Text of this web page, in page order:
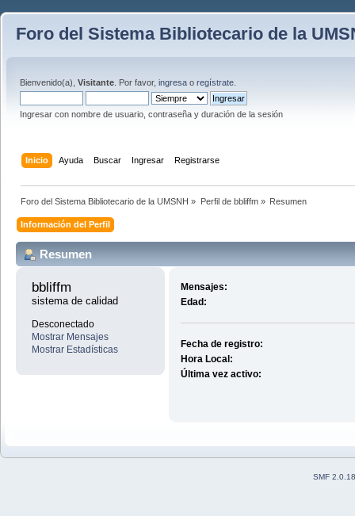
Foro del Sistema Bibliotecario de la
Bienvenido(a), Visitante . Por favor, ingresa o regístrate
Ingresar con nombre de usuario, contraseña y duración de la sesión
Inicio Ayuda Buscar Ingresar Registrarse
Foro del Sistema Bibliotecario de la UMSNH » Perfil de bbliffm » Resumen
Información del Perfil
Resumen
bbliffm
sistema de calidad
Desconectado
Mostrar Mensajes
Mostrar Estadísticas
Mensajes:
Edad:
Fecha de registro:
Hora Local:
Última vez activo:
SMF 2.0.18